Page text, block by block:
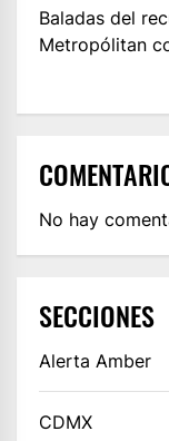
Baladas del
Metropólitan
No hay
SECCIONES
Alerta Amber
CDMX